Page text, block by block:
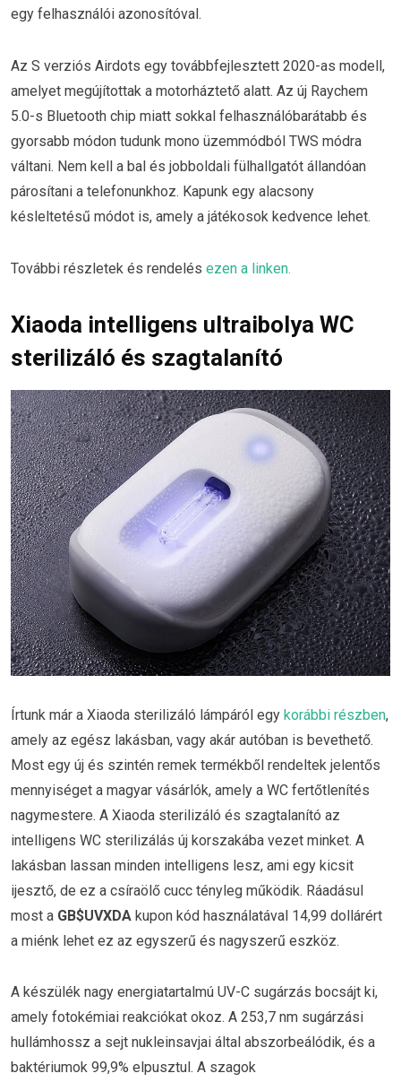
egy felhasználói azonosítóval.
Az S verziós Airdots egy továbbfejlesztett 2020-as modell,
amelyet megújítottak a motorháztető alatt. Az új Raychem
5.0-s Bluetooth chip miatt sokkal felhasználóbarátabb és
gyorsabb módon tudunk mono üzemmódból TWS módra
váltani. Nem kell a bal és jobboldali fülhallgatót állandóan
párosítani a telefonunkhoz. Kapunk egy alacsony
késleltetésű módot is, amely a játékosok kedvence lehet.
További részletek és rendelés ezen a linken.
Xiaoda intelligens ultraibolya WC
sterilizáló és szagtalanító
Írtunk már a Xiaoda sterilizáló lámpáról egy korábbi részben,
amely az egész lakásban, vagy akár autóban is bevethető.
Most egy új és szintén remek termékből rendeltek jelentős
mennyiséget a magyar vásárlók, amely a WC fertőtlenítés
nagymestere. A Xiaoda sterilizáló és szagtalanító az
intelligens WC sterilizálás új korszakába vezet minket. A
lakásban lassan minden intelligens lesz, ami egy kicsit
ijesztő, de ez a csíraölő cucc tényleg működik. Ráadásul
most a GB$UVXDA kupon kód használatával 14,99 dollárért
a miénk lehet ez az egyszerű és nagyszerű eszköz.
A készülék nagy energiatartalmú UV-C sugárzás bocsájt ki,
amely fotokémiai reakciókat okoz. A 253,7 nm sugárzási
hullámhossz a sejt nukleinsavjai által abszorbeálódik, és a
baktériumok 99,9% elpusztul. A szagok